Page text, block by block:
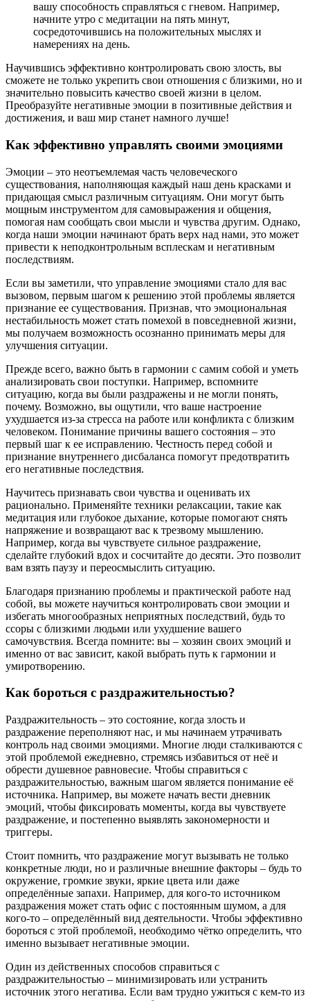
вашу способность справляться с гневом. Например,
начните утро с медитации на пять минут,
сосредоточившись на положительных мыслях и
намерениях на день.
Научившись эффективно контролировать свою злость, вы
сможете не только укрепить свои отношения с близкими, но и
значительно повысить качество своей жизни в целом.
Преобразуйте негативные эмоции в позитивные действия и
достижения, и ваш мир станет намного лучше!
Как эффективно управлять своими эмоциями
Эмоции – это неотъемлемая часть человеческого
существования, наполняющая каждый наш день красками и
придающая смысл различным ситуациям. Они могут быть
мощным инструментом для самовыражения и общения,
помогая нам сообщать свои мысли и чувства другим. Однако,
когда наши эмоции начинают брать верх над нами, это может
привести к неподконтрольным всплескам и негативным
последствиям.
Если вы заметили, что управление эмоциями стало для вас
вызовом, первым шагом к решению этой проблемы является
признание ее существования. Признав, что эмоциональная
нестабильность может стать помехой в повседневной жизни,
мы получаем возможность осознанно принимать меры для
улучшения ситуации.
Прежде всего, важно быть в гармонии с самим собой и уметь
анализировать свои поступки. Например, вспомните
ситуацию, когда вы были раздражены и не могли понять,
почему. Возможно, вы ощутили, что ваше настроение
ухудшается из-за стресса на работе или конфликта с близким
человеком. Понимание причины вашего состояния – это
первый шаг к ее исправлению. Честность перед собой и
признание внутреннего дисбаланса помогут предотвратить
его негативные последствия.
Научитесь признавать свои чувства и оценивать их
рационально. Применяйте техники релаксации, такие как
медитация или глубокое дыхание, которые помогают снять
напряжение и возвращают вас к трезвому мышлению.
Например, когда вы чувствуете сильное раздражение,
сделайте глубокий вдох и сосчитайте до десяти. Это позволит
вам взять паузу и переосмыслить ситуацию.
Благодаря признанию проблемы и практической работе над
собой, вы можете научиться контролировать свои эмоции и
избегать многообразных неприятных последствий, будь то
ссоры с близкими людьми или ухудшение вашего
самочувствия. Всегда помните: вы – хозяин своих эмоций и
именно от вас зависит, какой выбрать путь к гармонии и
умиротворению.
Как бороться с раздражительностью?
Раздражительность – это состояние, когда злость и
раздражение переполняют нас, и мы начинаем утрачивать
контроль над своими эмоциями. Многие люди сталкиваются с
этой проблемой ежедневно, стремясь избавиться от неё и
обрести душевное равновесие. Чтобы справиться с
раздражительностью, важным шагом является понимание её
источника. Например, вы можете начать вести дневник
эмоций, чтобы фиксировать моменты, когда вы чувствуете
раздражение, и постепенно выявлять закономерности и
триггеры.
Стоит помнить, что раздражение могут вызывать не только
конкретные люди, но и различные внешние факторы – будь то
окружение, громкие звуки, яркие цвета или даже
определённые запахи. Например, для кого-то источником
раздражения может стать офис с постоянным шумом, а для
кого-то – определённый вид деятельности. Чтобы эффективно
бороться с этой проблемой, необходимо чётко определить, что
именно вызывает негативные эмоции.
Один из действенных способов справиться с
раздражительностью – минимизировать или устранить
источник этого негатива. Если вам трудно ужиться с кем-то из